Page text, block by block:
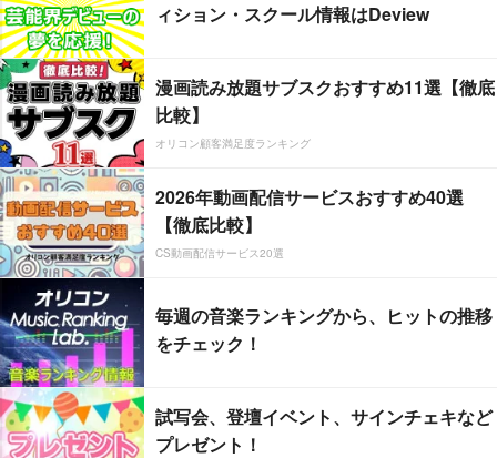
ィション・スクール情報はDeview
漫画読み放題サブスクおすすめ11選【徹底
比較】
オリコン顧客満足度ランキング
2026年動画配信サービスおすすめ40選
【徹底比較】
CS動画配信サービス20選
毎週の音楽ランキングから、ヒットの推移
をチェック！
試写会、登壇イベント、サインチェキなど
プレゼント！